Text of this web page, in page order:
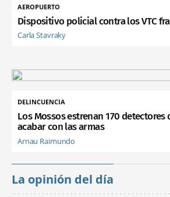
AEROPUERTO
Dispositivo policial contra los VTC
Carla Stavraky
DELINCUENCIA
Los Mossos estrenan 170 detectores
acabar con las armas
Arnau Raimundo
La opinión del día